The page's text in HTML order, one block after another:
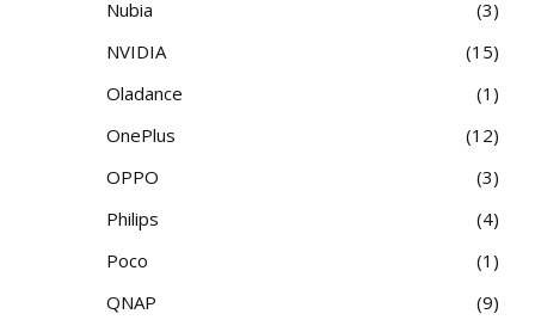
Nubia
3
NVIDIA
15
Oladance
1
OnePlus
12
OPPO
3
Philips
4
Poco
1
QNAP
9